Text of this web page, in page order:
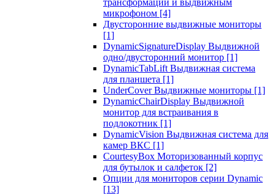
трансформации и выдвижным
микрофоном [4]
Двусторонние выдвижные мониторы
[1]
DynamicSignatureDisplay Выдвижной
одно/двусторонний монитор [1]
DynamicTabLift Выдвижная система
для планшета [1]
UnderCover Выдвижные мониторы [1]
DynamicChairDisplay Выдвижной
монитор для встраивания в
подлокотник [1]
DynamicVision Выдвижная система для
камер ВКС [1]
CourtesyBox Моторизованный корпус
для бутылок и салфеток [2]
Опции для мониторов серии Dynamic
[13]